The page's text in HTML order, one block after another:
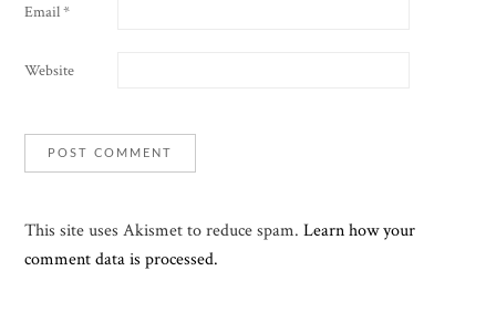
Email*
Website
This site uses Akismet to reduce spam.Learn how your
comment data is processed.